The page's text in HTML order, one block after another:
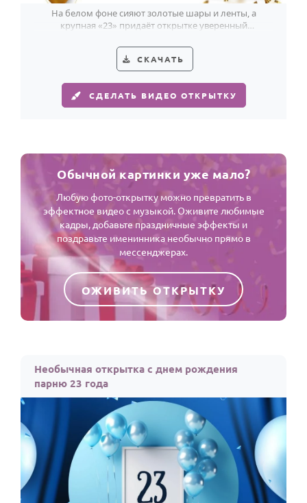
На белом фоне сияют золотые шары и ленты, а
крупная «23» придаёт открытке уверенный
СКАЧАТЬ
СДЕЛАТЬ ВИДЕО ОТКРЫТКУ
Обычной картинки уже мало?
Любую фото-открытку можно превратить в
эффектное видео с музыкой. Оживите любимые
кадры, добавьте праздничные эффекты и
поздравьте именинника необычно прямо в
мессенджерах.
ОЖИВИТЬ ОТКРЫТКУ
Необычная открытка с днем рождения
парню 23 года